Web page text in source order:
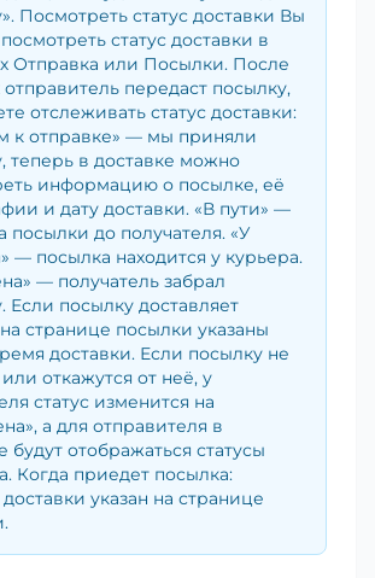
Посмотреть статус доставки Вы
статус доставки в
Отправка или Посылки. После
отправитель передаст посылку,
отслеживать статус доставки:
к отправке» — мы приняли
теперь в доставке можно
информацию о посылке, её
и дату доставки. «В пути» —
посылки до получателя. «У
— посылка находится у курьера.
— получатель забрал
Если посылку доставляет
странице посылки указаны
доставки. Если посылку не
откажутся от неё, у
статус изменится на
а для отправителя в
будут отображаться статусы
Когда приедет посылка:
указан на странице